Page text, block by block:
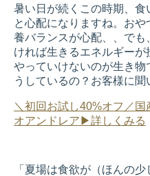
暑い日が続くこの時期、食
と心配になりますね。お
養バランスが心配、、で
ければ生きるエネルギー
やっていけないのが生き
うしているの？お客様に聞
＼初回お試し40%オフ／
オアンドレア▶詳しくみる
「夏場は食欲が（ほんの